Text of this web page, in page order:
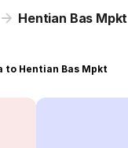
Hentian Bas Mpkt
to Hentian Bas Mpkt